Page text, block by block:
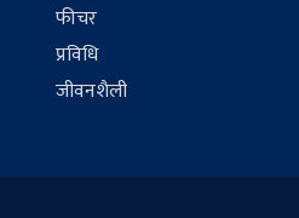
फीचर
प्रविधि
जीवनशैली